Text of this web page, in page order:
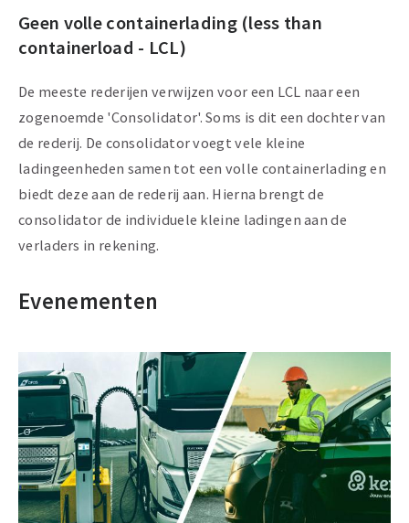
Geen volle containerlading (less than
containerload - LCL)
De meeste rederijen verwijzen voor een LCL naar een
zogenoemde 'Consolidator'. Soms is dit een dochter van
de rederij. De consolidator voegt vele kleine
ladingeenheden samen tot een volle containerlading en
biedt deze aan de rederij aan. Hierna brengt de
consolidator de individuele kleine ladingen aan de
verladers in rekening.
Evenementen